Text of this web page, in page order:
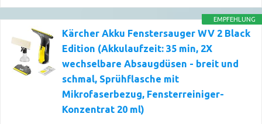
EMPFEHLUNG
Kärcher Akku Fenstersauger WV 2 Black
Edition (Akkulaufzeit: 35 min, 2X
wechselbare Absaugdüsen - breit und
schmal, Sprühflasche mit
Mikrofaserbezug, Fensterreiniger-
Konzentrat 20 ml)